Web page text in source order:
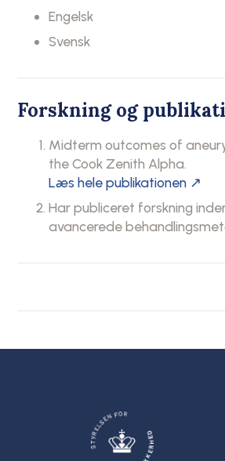
Engelsk
Svensk
Forskning og
Midterm outcomes of
the Cook Zenith Alpha.
Læs hele publikationen ↗
Har publiceret forskning
avancerede